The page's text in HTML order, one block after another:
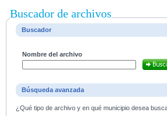
Buscador de archivos
Buscador
Nombre del archivo
Búsqueda avanzada
¿Qué tipo de archivo y en qué municipio desea